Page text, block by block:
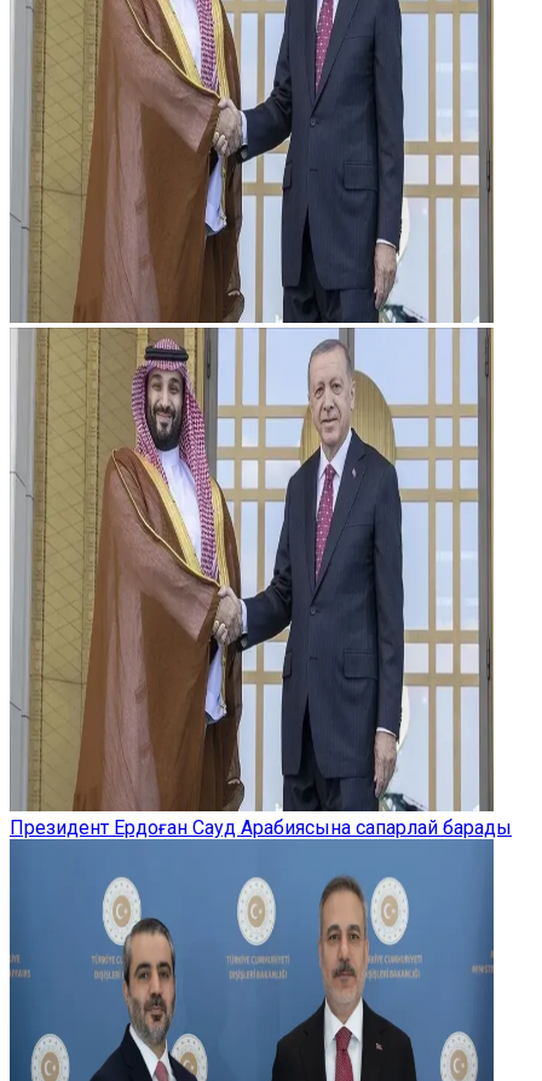
Президент Ердоған Сауд Арабиясына сапарлай барады